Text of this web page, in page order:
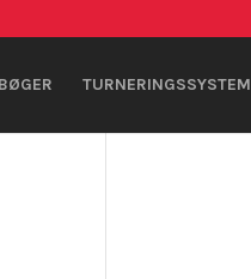
TURNERINGSSYSTEM